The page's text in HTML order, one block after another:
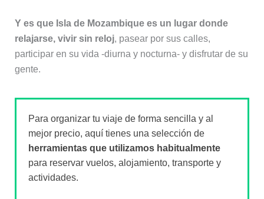
Y es que Isla de Mozambique es un lugar donde
relajarse, vivir sin reloj, pasear por sus calles,
participar en su vida -diurna y nocturna- y disfrutar de su
gente.
Para organizar tu viaje de forma sencilla y al
mejor precio, aquí tienes una selección de
herramientas que utilizamos habitualmente
para reservar vuelos, alojamiento, transporte y
actividades.